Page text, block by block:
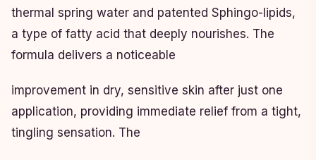
thermal spring water and patented Sphingo-lipids,
a type of fatty acid that deeply nourishes. The
formula delivers a noticeable
improvement in dry, sensitive skin after just one
application, providing immediate relief from a tight,
tingling sensation. The